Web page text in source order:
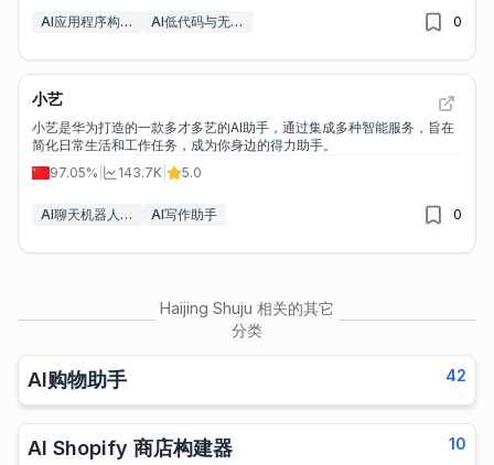
AI应用程序构建器 AI低代码与无代码工具 0
小艺
小艺是华为打造的一款多才多艺的AI助手，通过集成多种智能服务，旨在
简化日常生活和工作任务，成为你身边的得力助手。
97.05%
143.7K 5.0
AI聊天机器人&LLM AI写作助手 0
Haijing Shuju 相关的其它
分类
AI购物助手 42
AI Shopify 商店构建器 10